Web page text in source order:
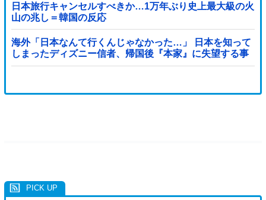
日本旅行キャンセルすべきか…1万年ぶり史上最大級の火
山の兆し＝韓国の反応
海外「日本なんて行くんじゃなかった…」 日本を知って
しまったディズニー信者、帰国後『本家』に失望する事
態に